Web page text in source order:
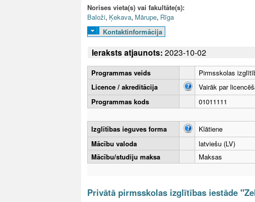
L
Norises vieta(s) vai fakultāte(s):
Baloži, Ķekava, Mārupe, Rīga
Kontaktinformācija
Ieraksts atjaunots: 2023-10-02
Programmas veids
Pirmsskolas
Licence / akreditācija
Vairāk par
Programmas kods
01011111
Izglītības ieguves forma
Klātiene
Mācību valoda
latviešu (LV)
Mācību/studiju maksa
Maksas
Privātā pirmsskolas izglītības iestāde